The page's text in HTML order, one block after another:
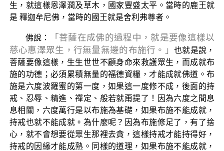
生，就這樣恩澤潤及草木，國家豐盛太平。當時的鹿王就
是 釋迦牟尼佛，當時的國王就是舍利弗尊者。
佛說：
「菩薩在成佛的過程中，就是要像這樣以
慈心惠澤眾生，行無量無邊的布施行。」也就是說，
菩薩要像這樣，生生世世不顧身命來救護眾生，而成就布
施的功德；必須累積無量的福德資糧，才能成就佛道。布
施是六度波羅蜜的第一度，如果這一度修不成，後面的持
戒、忍辱、精進、禪定、般若就甭提了！因為六度之間息
息相關，六度萬行是以布施為基礎，如果布施不能成就，
持戒也就不能成就。為什麼呢？因為布施修足了，有了捨
心，就不會想要從眾生那裡去貪，這樣持戒才能持得好，
持戒的因緣才能成熟。同樣的道理，如果布施不能成就，